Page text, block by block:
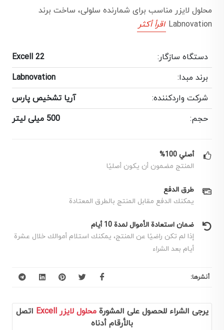
محلول لایزر مناسب برای شمارنده سلولی، ساخت برند
Labnovation اقرأ أكثر
دستگاه سازگار:
Excell 22
برند مبدا:
Labnovation
شرکت واردکننده:
آریا تشخیص پارس
حجم:
500 میلی لیتر
أصلي 100%
المنتج مضمون أن يكون أصليًا
طرق الدفع
يمكنك الدفع مقابل المنتج بالطرق المعتادة
ضمان استعادة الأموال لمدة 10 أيام
إذا لم تكن راضيًا عن المنتج، يمكنك استلام أموالك خلال عشرة
أيام بعد الشراء
أنشرها:
يرجى الشراء للحصول على المشورةمحلول لایزر Excell
اتصل
بالأرقام أدناه